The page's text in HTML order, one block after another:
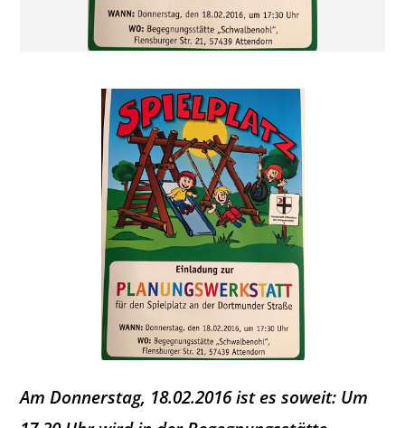
Am Donnerstag, 18.02.2016 ist es soweit: Um